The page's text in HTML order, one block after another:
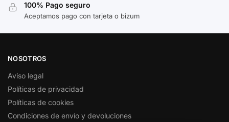
100% Pago seguro
Aceptamos pago con tarjeta o bizum
NOSOTROS
Aviso legal
Políticas de privacidad
Políticas de cookies
Condiciones de envío y devoluciones